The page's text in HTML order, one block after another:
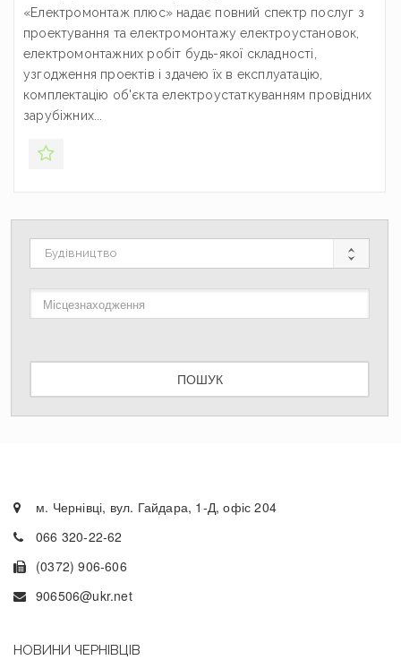
«Електромонтаж плюс» надає повний спектр послуг з
проектування та електромонтажу електроустановок,
електромонтажних робіт будь-якої складності,
узгодження проектів і здачею їх в експлуатацію,
комплектацію об'єкта електроустаткуванням провідних
зарубіжних...
Будівництво
ПОШУК
м. Чернівці, вул. Гайдара, 1-Д, офіс 204
066 320-22-62
(0372) 906-606
906506@ukr.net
НОВИНИ ЧЕРНІВЦІВ